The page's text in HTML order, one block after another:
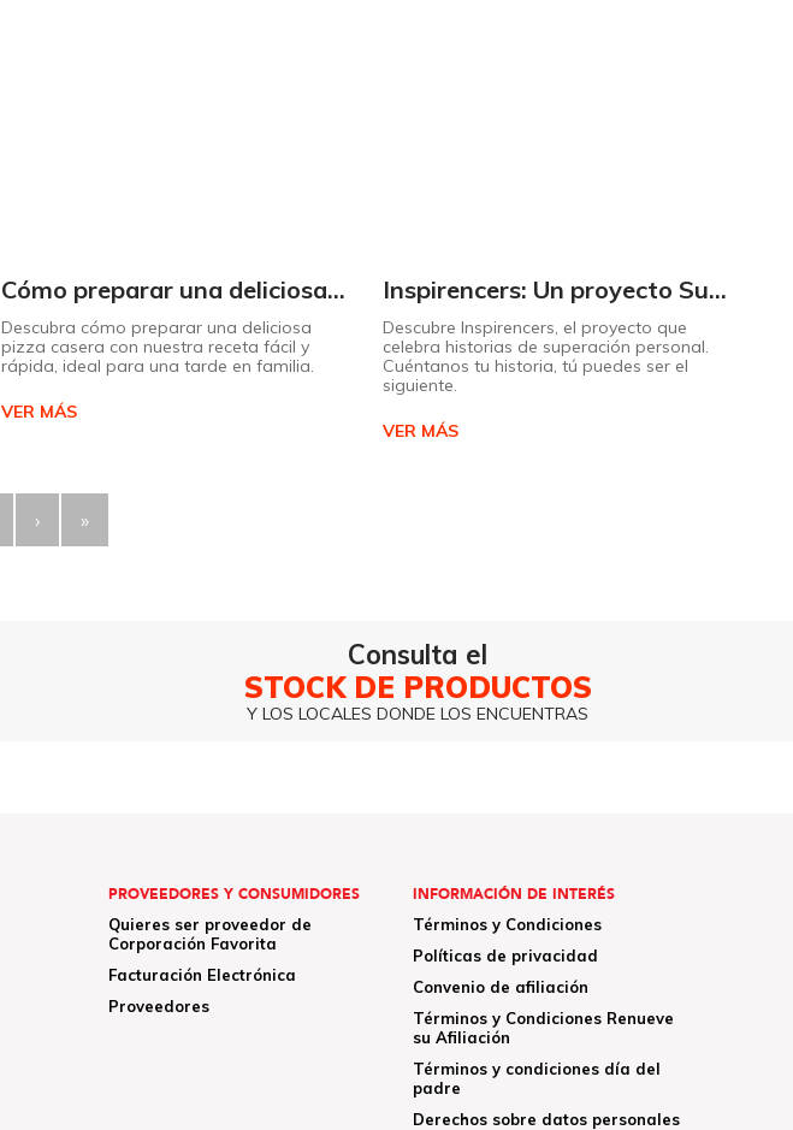
Cómo preparar una deliciosa pizza casera paso a paso
Descubra cómo preparar una deliciosa
pizza casera con nuestra receta fácil y
rápida, ideal para una tarde en familia.
VER MÁS
Inspirencers: Un proyecto Supermaxi que invita a ser parte del cambio.
Descubre Inspirencers, el proyecto que
celebra historias de superación personal.
Cuéntanos tu historia, tú puedes ser el
siguiente.
VER MÁS
› »
Consulta el
STOCK DE PRODUCTOS
Y LOS LOCALES DONDE LOS ENCUENTRAS
PROVEEDORES Y CONSUMIDORES
Quieres ser proveedor de
Corporación Favorita
Facturación Electrónica
Proveedores
INFORMACIÓN DE INTERÉS
Términos y Condiciones
Políticas de privacidad
Convenio de afiliación
Términos y Condiciones Renueve
su Afiliación
Términos y condiciones día del
padre
Derechos sobre datos personales